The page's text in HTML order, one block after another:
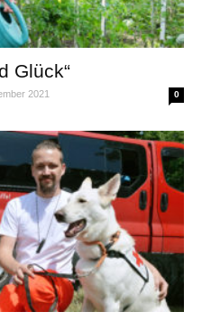
Glück“
2021 0